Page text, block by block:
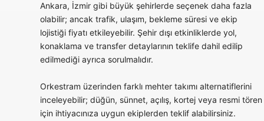
Ankara, İzmir gibi büyük şehirlerde seçenek daha fazla
olabilir; ancak trafik, ulaşım, bekleme süresi ve ekip
lojistiği fiyatı etkileyebilir. Şehir dışı etkinliklerde yol,
konaklama ve transfer detaylarının teklife dahil edilip
edilmediği ayrıca sorulmalıdır.
Orkestram üzerinden farklı mehter takımı alternatiflerini
inceleyebilir; düğün, sünnet, açılış, kortej veya resmi tören
için ihtiyacınıza uygun ekiplerden teklif alabilirsiniz.